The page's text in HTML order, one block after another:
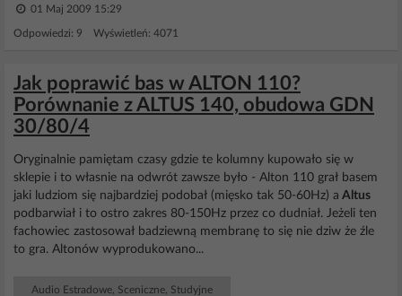
01 Maj 2009 15:29
Odpowiedzi: 9 Wyświetleń: 4071
Jak poprawić bas w ALTON 110?
Porównanie z ALTUS 140, obudowa GDN
30/80/4
Oryginalnie pamiętam czasy gdzie te kolumny kupowało się w
sklepie i to własnie na odwrót zawsze było - Alton 110 grał basem
jaki ludziom się najbardziej podobał (mięsko tak 50-60Hz) a Altus
podbarwiał i to ostro zakres 80-150Hz przez co dudniał. Jeżeli ten
fachowiec zastosował badziewną membranę to się nie dziw że źle
to gra. Altonów wyprodukowano...
Audio Estradowe, Sceniczne, Studyjne